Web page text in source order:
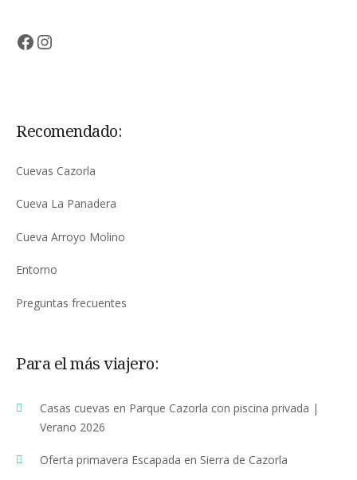
Facebook
Instagram
Recomendado:
Cuevas Cazorla
Cueva La Panadera
Cueva Arroyo Molino
Entorno
Preguntas frecuentes
Para el más viajero:
Casas cuevas en Parque Cazorla con piscina privada |
Verano 2026
Oferta primavera Escapada en Sierra de Cazorla